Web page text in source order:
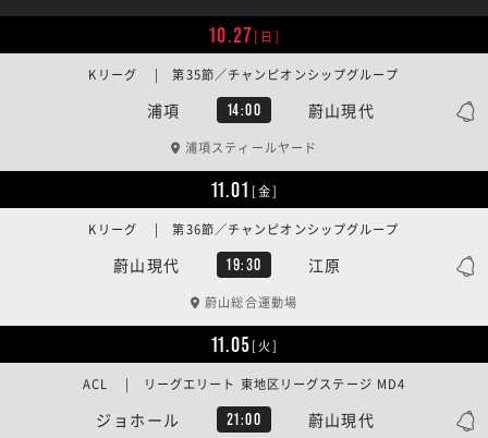
10.27[日]
浦項 14:00 蔚山現代
Kリーグ | 第35節／チャンピオンシップグループ
浦項スティールヤード
11.01 [金]
蔚山現代 19:30 江原
Kリーグ | 第36節／チャンピオンシップグループ
蔚山総合運動場
11.05[火]
ジョホール 21:00 蔚山現代
ACL | リーグエリート 東地区リーグステージ MD4